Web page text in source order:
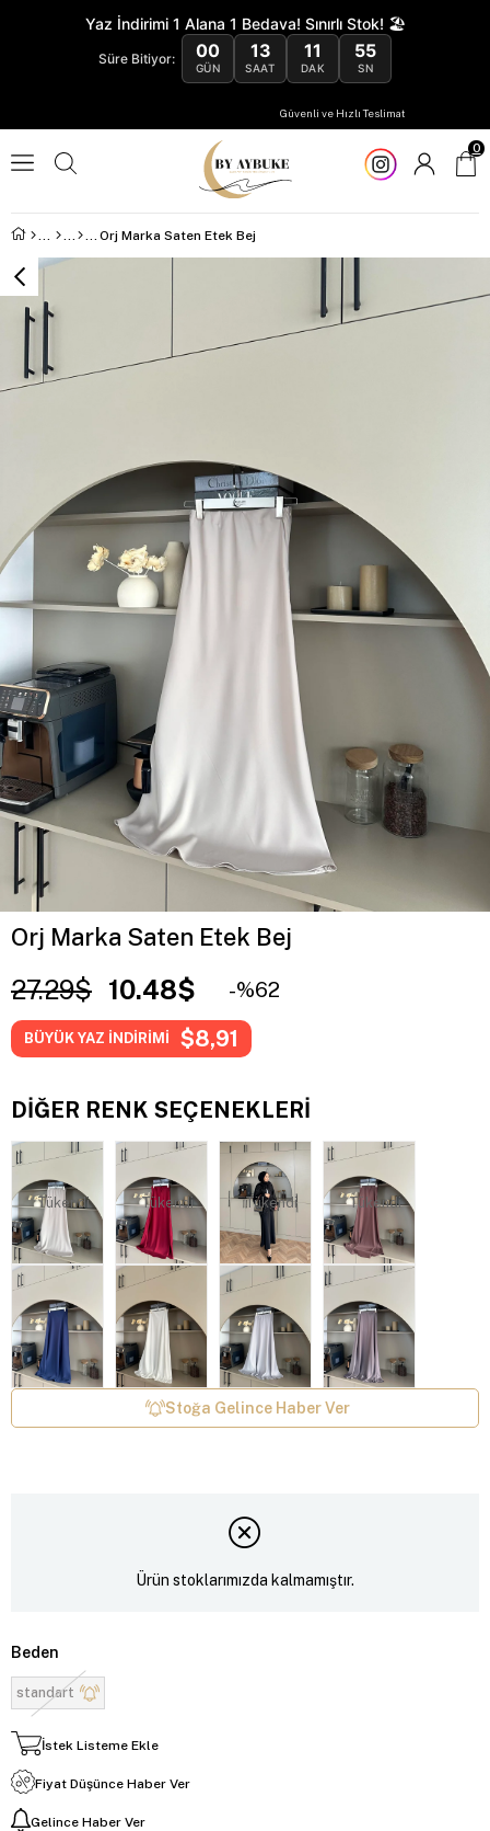
Yaz İndirimi 1 Alana 1 Bedava! Sınırlı Stok! 🏖️
Süre Bitiyor: 00
GÜN
13
SAAT
11
DAK
54
SN
Güvenli ve Hızlı Teslimat
0
Orj Marka Saten Etek Bej
Orj Marka Saten Etek Bej
27.29$ 10.48$ 62
BÜYÜK YAZ İNDİRİMİ $8,91
DIĞER RENK SEÇENEKLERI
Tükendi Tükendi Tükendi Tükendi
Stoğa Gelince Haber Ver
Ürün stoklarımızda kalmamıştır.
Beden
standart
İstek Listeme Ekle
Fiyat Düşünce Haber Ver
Gelince Haber Ver